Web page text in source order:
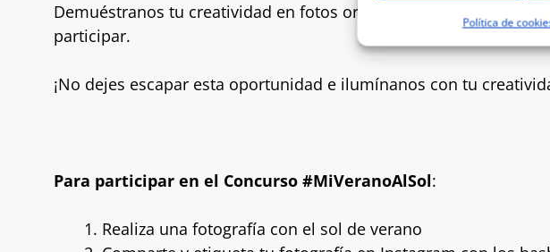
Política de
Demuéstranos tu creatividad en fotos originales con el sol
participar.
¡No dejes escapar esta oportunidad e ilumínanos con tu
Para participar en el Concurso #MiVeranoAlSol:
Realiza una fotografía con el sol de verano